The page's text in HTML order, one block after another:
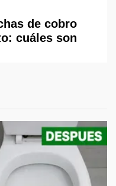
de cobro
cuáles son